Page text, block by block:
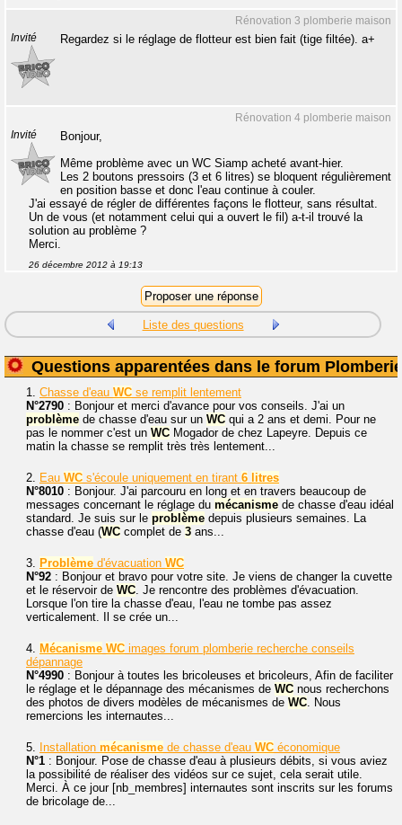
Rénovation 3 plomberie maison
Invité Regardez si le réglage de flotteur est bien fait (tige filtée). a+
Rénovation 4 plomberie maison
Invité
Bonjour,
Même problème avec un WC Siamp acheté avant-hier.
Les 2 boutons pressoirs (3 et 6 litres) se bloquent régulièrement
en position basse et donc l'eau continue à couler.
J'ai essayé de régler de différentes façons le flotteur, sans résultat.
Un de vous (et notamment celui qui a ouvert le fil) a-t-il trouvé la
solution au problème ?
Merci.
26 décembre 2012 à 19:13
Liste des questions
Questions apparentées dans le forum Plomberie
1. Chasse d'eau WC se remplit lentement
N°2790 : Bonjour et merci d'avance pour vos conseils. J'ai un
problème de chasse d'eau sur un WC qui a 2 ans et demi. Pour ne
pas le nommer c'est un WC Mogador de chez Lapeyre. Depuis ce
matin la chasse se remplit très très lentement...
2. Eau WC s'écoule uniquement en tirant 6 litres
N°8010 : Bonjour. J'ai parcouru en long et en travers beaucoup de
messages concernant le réglage du mécanisme de chasse d'eau idéal
standard. Je suis sur le problème depuis plusieurs semaines. La
chasse d'eau (WC complet de 3 ans...
3. Problème d'évacuation WC
N°92 : Bonjour et bravo pour votre site. Je viens de changer la cuvette
et le réservoir de WC. Je rencontre des problèmes d'évacuation.
Lorsque l'on tire la chasse d'eau, l'eau ne tombe pas assez
verticalement. Il se crée un...
4. Mécanisme WC images forum plomberie recherche conseils
dépannage
N°4990 : Bonjour à toutes les bricoleuses et bricoleurs, Afin de faciliter
le réglage et le dépannage des mécanismes de WC nous recherchons
des photos de divers modèles de mécanismes de WC. Nous
remercions les internautes...
5. Installation mécanisme de chasse d'eau WC économique
N°1 : Bonjour. Pose de chasse d'eau à plusieurs débits, si vous aviez
la possibilité de réaliser des vidéos sur ce sujet, cela serait utile.
Merci. À ce jour [nb_membres] internautes sont inscrits sur les forums
de bricolage de...